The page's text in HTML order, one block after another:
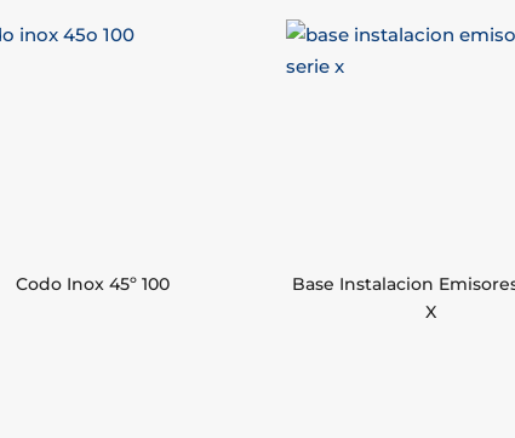
Codo Inox 45º 100
Base Instalacion
X